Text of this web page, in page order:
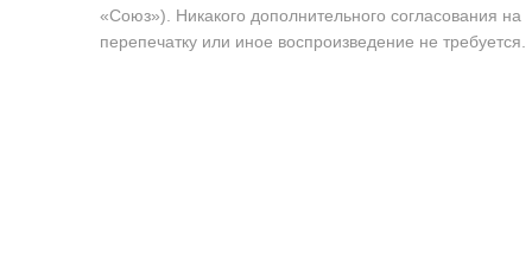
«Союз»). Никакого дополнительного согласования на
перепечатку или иное воспроизведение не требуется.